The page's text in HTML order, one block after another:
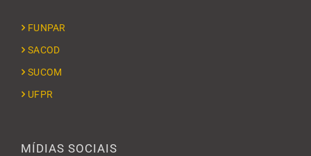
FUNPAR
SACOD
SUCOM
UFPR
MÍDIAS SOCIAIS